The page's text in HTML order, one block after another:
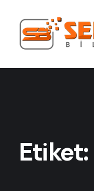
Etiket: